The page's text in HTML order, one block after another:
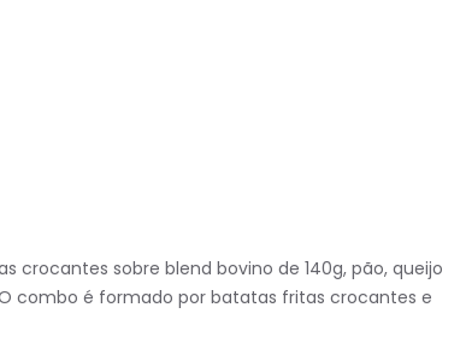
crocantes sobre blend bovino de 140g, pão, queijo
combo é formado por batatas fritas crocantes e